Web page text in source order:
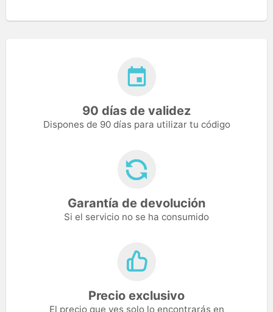
90 días de validez
Dispones de 90 días para utilizar tu código
Garantía de devolución
Si el servicio no se ha consumido
Precio exclusivo
El precio que ves solo lo encontrarás en